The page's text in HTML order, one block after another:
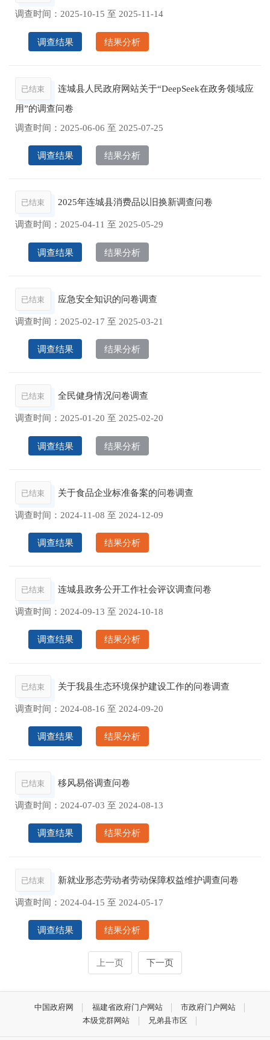
调查时间： 2025-10-15 至 2025-11-14
调查结果 结果分析
已结束
连城县人民政府网站关于“DeepSeek在政务领域应
用”的调查问卷
调查时间： 2025-06-06 至 2025-07-25
调查结果 结果分析
已结束 2025年连城县消费品以旧换新调查问卷
调查时间： 2025-04-11 至 2025-05-29
调查结果 结果分析
已结束 应急安全知识的问卷调查
调查时间： 2025-02-17 至 2025-03-21
调查结果 结果分析
已结束 全民健身情况问卷调查
调查时间： 2025-01-20 至 2025-02-20
调查结果 结果分析
已结束 关于食品企业标准备案的问卷调查
调查时间： 2024-11-08 至 2024-12-09
调查结果 结果分析
已结束 连城县政务公开工作社会评议调查问卷
调查时间： 2024-09-13 至 2024-10-18
调查结果 结果分析
已结束 关于我县生态环境保护建设工作的问卷调查
调查时间： 2024-08-16 至 2024-09-20
调查结果 结果分析
已结束 移风易俗调查问卷
调查时间： 2024-07-03 至 2024-08-13
调查结果 结果分析
已结束 新就业形态劳动者劳动保障权益维护调查问卷
调查时间： 2024-04-15 至 2024-05-17
调查结果 结果分析
上一页 下一页
中国政府网 福建省政府门户网站
市政府门户网站
本级党群网站
兄弟县市区